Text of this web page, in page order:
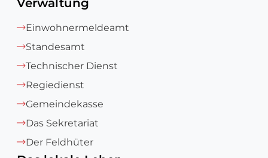
Verwaltung
Einwohnermeldeamt
Standesamt
Technischer Dienst
Regiedienst
Gemeindekasse
Das Sekretariat
Der Feldhüter